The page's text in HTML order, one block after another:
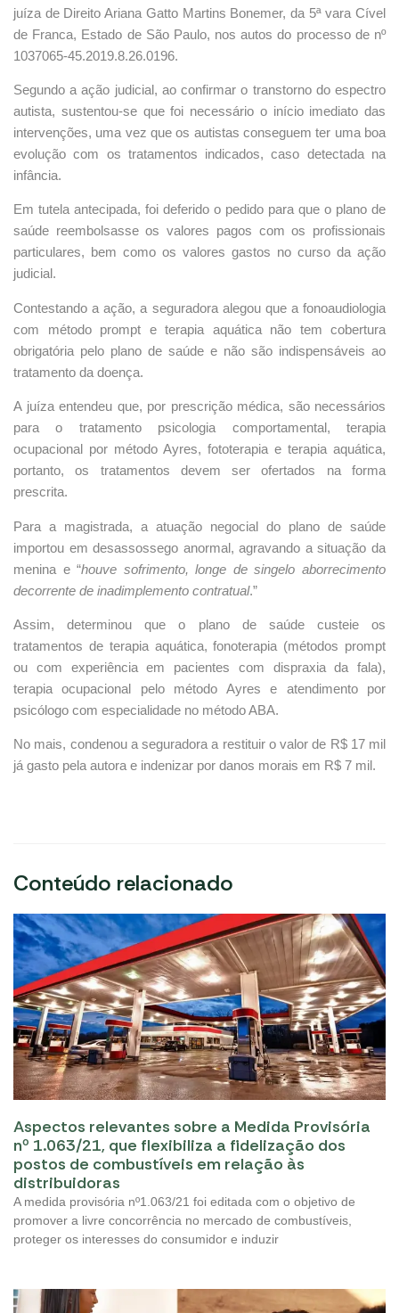
juíza de Direito Ariana Gatto Martins Bonemer, da 5ª vara Cível
de Franca, Estado de São Paulo, nos autos do processo de nº
1037065-45.2019.8.26.0196.
Segundo a ação judicial, ao confirmar o transtorno do espectro
autista, sustentou-se que foi necessário o início imediato das
intervenções, uma vez que os autistas conseguem ter uma boa
evolução com os tratamentos indicados, caso detectada na
infância.
Em tutela antecipada, foi deferido o pedido para que o plano de
saúde reembolsasse os valores pagos com os profissionais
particulares, bem como os valores gastos no curso da ação
judicial.
Contestando a ação, a seguradora alegou que a fonoaudiologia
com método prompt e terapia aquática não tem cobertura
obrigatória pelo plano de saúde e não são indispensáveis ao
tratamento da doença.
A juíza entendeu que, por prescrição médica, são necessários
para o tratamento psicologia comportamental, terapia
ocupacional por método Ayres, fototerapia e terapia aquática,
portanto, os tratamentos devem ser ofertados na forma
prescrita.
Para a magistrada, a atuação negocial do plano de saúde
importou em desassossego anormal, agravando a situação da
menina e “houve sofrimento, longe de singelo aborrecimento
decorrente de inadimplemento contratual.”
Assim, determinou que o plano de saúde custeie os
tratamentos de terapia aquática, fonoterapia (métodos prompt
ou com experiência em pacientes com dispraxia da fala),
terapia ocupacional pelo método Ayres e atendimento por
psicólogo com especialidade no método ABA.
No mais, condenou a seguradora a restituir o valor de R$ 17 mil
já gasto pela autora e indenizar por danos morais em R$ 7 mil.
Conteúdo relacionado
Aspectos relevantes sobre a Medida Provisória
nº 1.063/21, que flexibiliza a fidelização dos
postos de combustíveis em relação às
distribuidoras
A medida provisória nº1.063/21 foi editada com o objetivo de
promover a livre concorrência no mercado de combustíveis,
proteger os interesses do consumidor e induzir